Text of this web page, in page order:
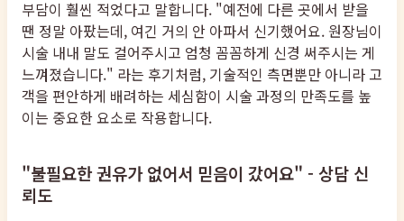
부담이 훨씬 적었다고 말합니다. "예전에 다른 곳에서 받을
땐 정말 아팠는데, 여긴 거의 안 아파서 신기했어요. 원장님이
시술 내내 말도 걸어주시고 엄청 꼼꼼하게 신경 써주시는 게
느껴졌습니다." 라는 후기처럼, 기술적인 측면뿐만 아니라 고
객을 편안하게 배려하는 세심함이 시술 과정의 만족도를 높
이는 중요한 요소로 작용합니다.
"불필요한 권유가 없어서 믿음이 갔어요" - 상담 신
뢰도